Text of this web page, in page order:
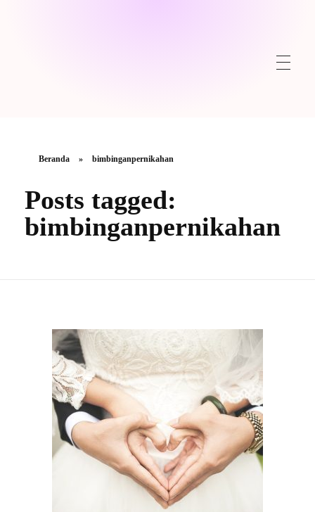
Beranda » bimbinganpernikahan
Posts tagged:
bimbinganpernikahan